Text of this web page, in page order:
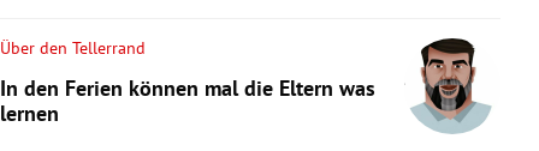
Über den Tellerrand
In den Ferien können mal die Eltern was
lernen